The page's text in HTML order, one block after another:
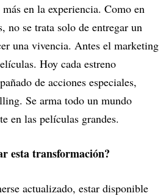
en la experiencia. Como en
no se trata solo de entregar un
una vivencia. Antes el marketing
Hoy cada estreno
de acciones especiales,
Se arma todo un mundo
en las películas grandes.
esta transformación?
actualizado, estar disponible